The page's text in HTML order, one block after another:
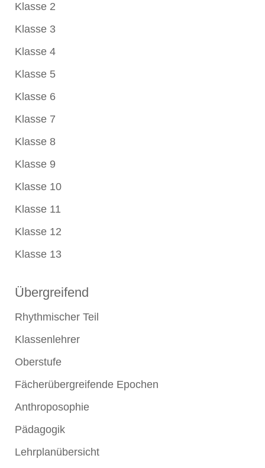
Klasse 2
Klasse 3
Klasse 4
Klasse 5
Klasse 6
Klasse 7
Klasse 8
Klasse 9
Klasse 10
Klasse 11
Klasse 12
Klasse 13
Übergreifend
Rhythmischer Teil
Klassenlehrer
Oberstufe
Fächerübergreifende Epochen
Anthroposophie
Pädagogik
Lehrplanübersicht